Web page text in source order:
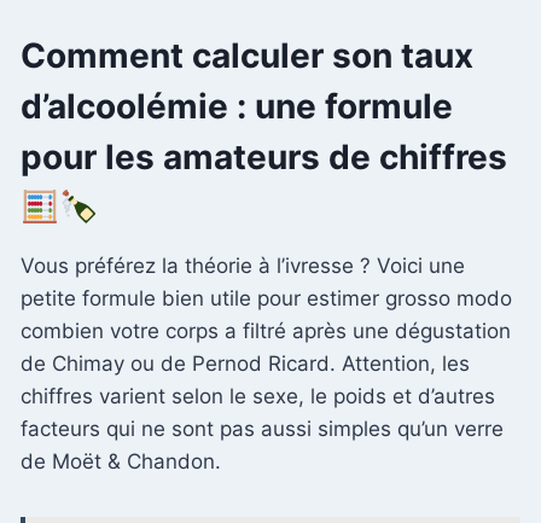
Comment calculer son taux
d’alcoolémie : une formule
pour les amateurs de chiffres
Vous préférez la théorie à l’ivresse ? Voici une
petite formule bien utile pour estimer grosso modo
combien votre corps a filtré après une dégustation
de Chimay ou de Pernod Ricard. Attention, les
chiffres varient selon le sexe, le poids et d’autres
facteurs qui ne sont pas aussi simples qu’un verre
de Moët & Chandon.